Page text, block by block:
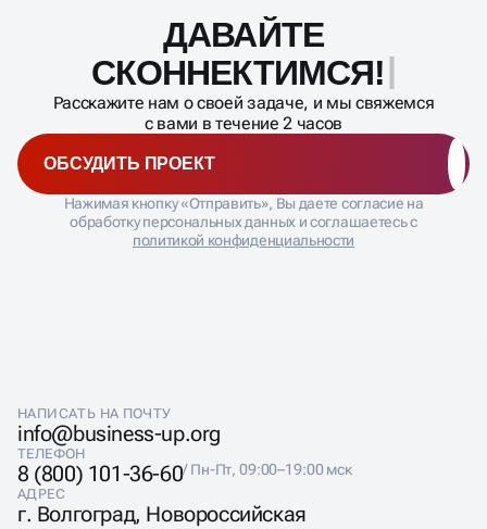
Масштабирование
процесса
ДАВАЙТЕ
СКОННЕКТИМСЯ!
Расскажите нам о своей задаче, и мы свяжемся
с вами в течение 2 часов
ОБСУДИТЬ ПРОЕКТ
Нажимая кнопку «Отправить», Вы даете согласие на
обработку персональных данных и соглашаетесь с
политикой конфиденциальности
НАПИСАТЬ НА ПОЧТУ
info@business-up.org
ТЕЛЕФОН
8 (800) 101-36-60/ Пн-Пт, 09:00–19:00 мск
АДРЕС
г. Волгоград, Новороссийская